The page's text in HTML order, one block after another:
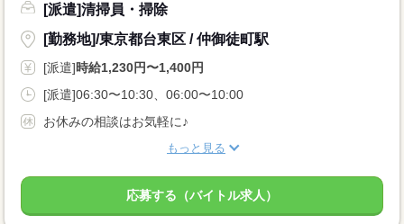
[派遣]清掃員・掃除
[勤務地]/東京都台東区 / 仲御徒町駅
[派遣]時給1,230円〜1,400円
[派遣]06:30〜10:30、06:00〜10:00
お休みの相談はお気軽に♪
もっと見る
応募する（バイトル求人）